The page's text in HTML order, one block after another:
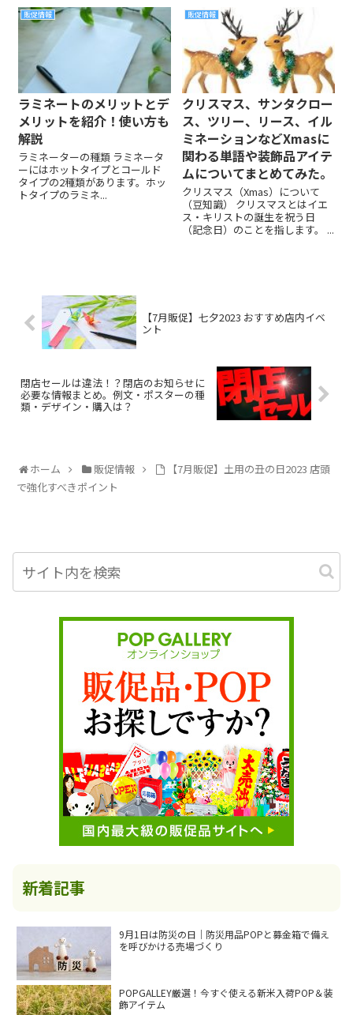
販促情報
ラミネートのメリットとデ
メリットを紹介！使い方も
解説
ラミネーターの種類 ラミネータ
ーにはホットタイプとコールド
タイプの2種類があります。ホッ
トタイプのラミネ...
販促情報
クリスマス、サンタクロー
ス、ツリー、リース、イル
ミネーションなどXmasに
関わる単語や装飾品アイテ
ムについてまとめてみた。
クリスマス（Xmas）について
（豆知識） クリスマスとはイエ
ス・キリストの誕生を祝う日
（記念日）のことを指します。 ...
【7月販促】七夕2023 おすすめ店内イベ
ント
閉店セールは違法！？閉店のお知らせに
必要な情報まとめ。例文・ポスターの種
類・デザイン・購入は？
ホーム 販促情報
【7月販促】土用の丑の日2023 店頭
で強化すべきポイント
新着記事
9月1日は防災の日｜防災用品POPと募金箱で備え
を呼びかける売場づくり
POPGALLEY厳選！今すぐ使える新米入荷POP＆装
飾アイテム